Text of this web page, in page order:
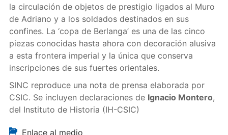
la circulación de objetos de prestigio ligados al Muro
de Adriano y a los soldados destinados en sus
confines. La ‘copa de Berlanga’ es una de las cinco
piezas conocidas hasta ahora con decoración alusiva
a esta frontera imperial y la única que conserva
inscripciones de sus fuertes orientales.
SINC reproduce una nota de prensa elaborada por
CSIC. Se incluyen declaraciones de Ignacio Montero,
del Instituto de Historia (IH-CSIC)
Enlace al medio